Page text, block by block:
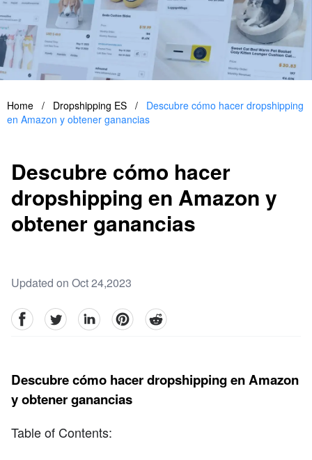
Home / Dropshipping ES /
Descubre cómo hacer dropshipping
en Amazon y obtener ganancias
Descubre cómo hacer
dropshipping en Amazon y
obtener ganancias
Updated on Oct 24,2023
facebookTwitter linkedinpinterestreddit
Descubre cómo hacer dropshipping en Amazon
y obtener ganancias
Table of Contents: